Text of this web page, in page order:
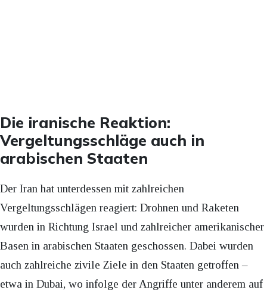
Die iranische Reaktion:
Vergeltungsschläge auch in
arabischen Staaten
Der Iran hat unterdessen mit zahlreichen
Vergeltungsschlägen reagiert: Drohnen und Raketen
wurden in Richtung Israel und zahlreicher amerikanischer
Basen in arabischen Staaten geschossen. Dabei wurden
auch zahlreiche zivile Ziele in den Staaten getroffen –
etwa in Dubai, wo infolge der Angriffe unter anderem auf